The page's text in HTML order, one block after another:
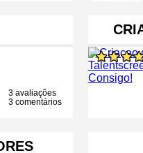
3 avaliações
3 comentários